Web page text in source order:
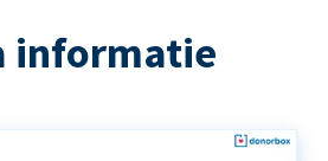
informatie